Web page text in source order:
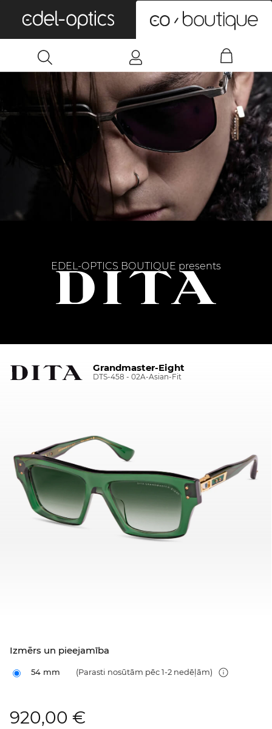
EDEL-OPTICS BOUTIQUE presents
Grandmaster-Eight
DTS-458 - 02A-Asian-Fit
Izmērs un pieejamība
54 mm (Parasti nosūtām pēc 1-2 nedēļām)
920,00 €